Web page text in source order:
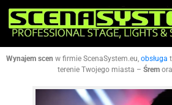
Wynajem scen w firmie ScenaSystem.eu, obsługa
terenie Twojego miasta – Śrem